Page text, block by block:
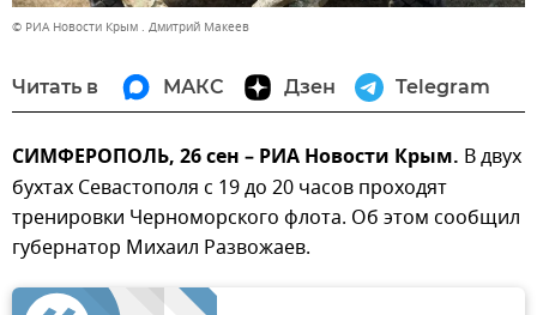
© РИА Новости Крым . Дмитрий Макеев
Читать в МАКС Дзен Telegram
СИМФЕРОПОЛЬ, 26 сен – РИА Новости Крым. В двух
бухтах Севастополя с 19 до 20 часов проходят
тренировки Черноморского флота. Об этом сообщил
губернатор Михаил Развожаев.